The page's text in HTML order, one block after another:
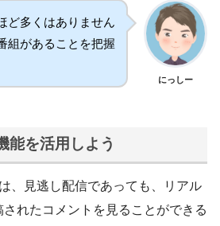
ど多くはありません
組があることを把握
にっしー
能を活用しよう
、見逃し配信であっても、リアル
れたコメントを見ることができる